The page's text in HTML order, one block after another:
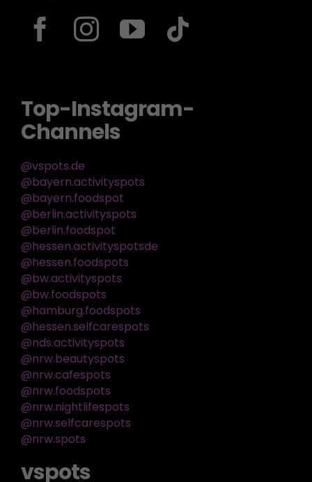
Top-Instagram-
Channels
@vspots.de
@bayern.activityspots
@bayern.foodspot
@berlin.activityspots
@berlin.foodspot
@hessen.activityspotsde
@hessen.foodspots
@bw.activityspots
@bw.foodspots
@hamburg.foodspots
@hessen.selfcarespots
@nds.activityspots
@nrw.beautyspots
@nrw.cafespots
@nrw.foodspots
@nrw.nightlifespots
@nrw.selfcarespots
@nrw.spots
vspots